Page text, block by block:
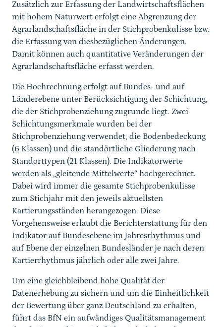
Zusätzlich zur Erfassung der Landwirtschaftsflächen
mit hohem Naturwert erfolgt eine Abgrenzung der
Agrarlandschaftsfläche in der Stichprobenkulisse bzw.
die Erfassung von diesbezüglichen Änderungen.
Damit können auch quantitative Veränderungen der
Agrarlandschaftsfläche erfasst werden.
Die Hochrechnung erfolgt auf Bundes- und auf
Länderebene unter Berücksichtigung der Schichtung,
die der Stichprobenziehung zugrunde liegt. Zwei
Schichtungsmerkmale wurden bei der
Stichprobenziehung verwendet, die Bodenbedeckung
(6 Klassen) und die standörtliche Gliederung nach
Standorttypen (21 Klassen). Die Indikatorwerte
werden als „gleitende Mittelwerte“ hochgerechnet.
Dabei wird immer die gesamte Stichprobenkulisse
zum Stichjahr mit den jeweils aktuellsten
Kartierungsständen herangezogen. Diese
Vorgehensweise erlaubt die Berichterstattung für den
Indikator auf Bundesebene im Jahresrhythmus und
auf Ebene der einzelnen Bundesländer je nach deren
Kartierrhythmus jährlich oder alle zwei Jahre.
Um eine gleichbleibend hohe Qualität der
Datenerhebung zu sichern und um die Einheitlichkeit
der Bewertung über ganz Deutschland zu erhalten,
führt das BfN ein aufwändiges Qualitätsmanagement